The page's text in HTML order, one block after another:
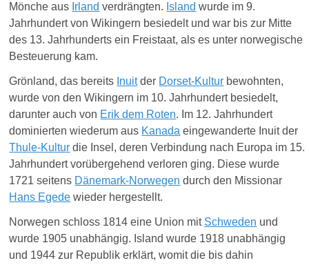
Mönche aus Irland verdrängten. Island wurde im 9.
Jahrhundert von Wikingern besiedelt und war bis zur Mitte
des 13. Jahrhunderts ein Freistaat, als es unter norwegische
Besteuerung kam.
Grönland, das bereits Inuitder Dorset-Kultur bewohnten,
wurde von den Wikingern im 10. Jahrhundert besiedelt,
darunter auch von Erik dem Roten. Im 12. Jahrhundert
dominierten wiederum aus Kanada eingewanderte Inuit der
Thule-Kultur die Insel, deren Verbindung nach Europa im 15.
Jahrhundert vorübergehend verloren ging. Diese wurde
1721 seitens Dänemark-Norwegen durch den Missionar
Hans Egede wieder hergestellt.
Norwegen schloss 1814 eine Union mit Schweden und
wurde 1905 unabhängig. Island wurde 1918 unabhängig
und 1944 zur Republik erklärt, womit die bis dahin